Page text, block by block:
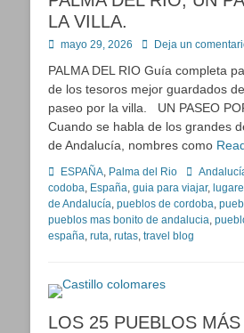
LA VILLA.
Publicado
mayo 29, 2026 Deja un
PALMA DEL RIO Guía completa
de los tesoros mejor guardados
paseo por la villa. UN PASEO
Cuando se habla de los grandes
de Andalucía, nombres como
Categorías
ESPAÑA, Palma del Rio Etiquetas
codoba, España, guia para viajar,
de Andalucía, pueblos de cordoba,
pueblos mas bonito de andalucia,
españa, ruta, rutas, travel blog
LOS 25 PUEBLOS